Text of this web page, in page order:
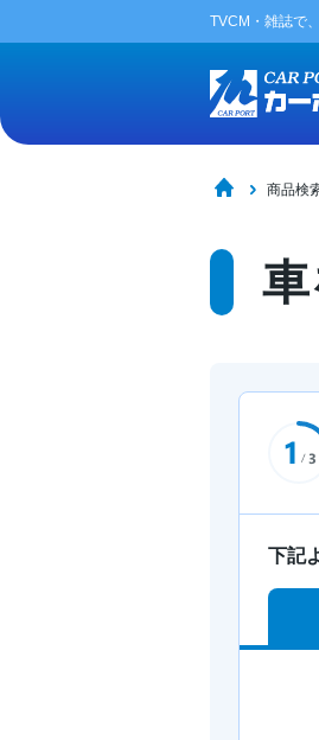
TVCM・雑誌で
商品検
下記